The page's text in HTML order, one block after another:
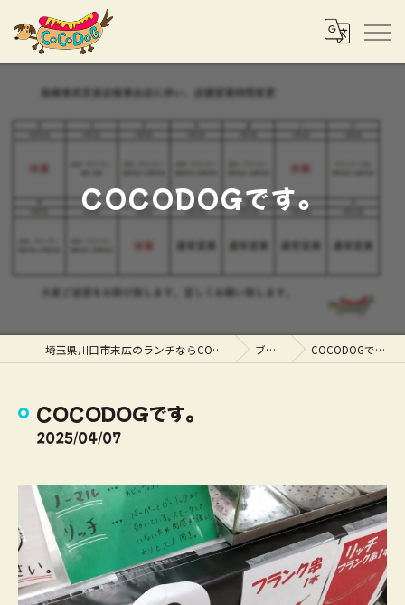
COCODOGです。
埼玉県川口市末広のランチならCOCODOG ブログ COCODOGです。
COCODOGです。
2025/04/07